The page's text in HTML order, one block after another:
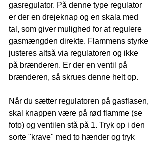
gasregulator. På denne type regulator
er der en drejeknap og en skala med
tal, som giver mulighed for at regulere
gasmængden direkte. Flammens styrke
justeres altså via regulatoren og ikke
på brænderen. Er der en ventil på
brænderen, så skrues denne helt op.
Når du sætter regulatoren på gasflasen,
skal knappen være på rød flamme (se
foto) og ventilen stå på 1. Tryk op i den
sorte "krave" med to hænder og tryk